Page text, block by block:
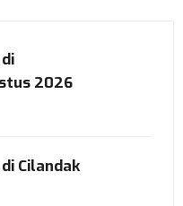
2026
Cilandak